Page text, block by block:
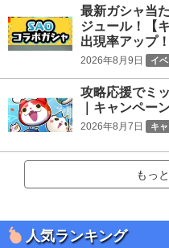
最新ガシャ当
ジュール！【
出現率アップ
2026年8月9日 イ
攻略応援でミ
｜キャンペー
2026年8月7日 キ
もっ
人気ランキング